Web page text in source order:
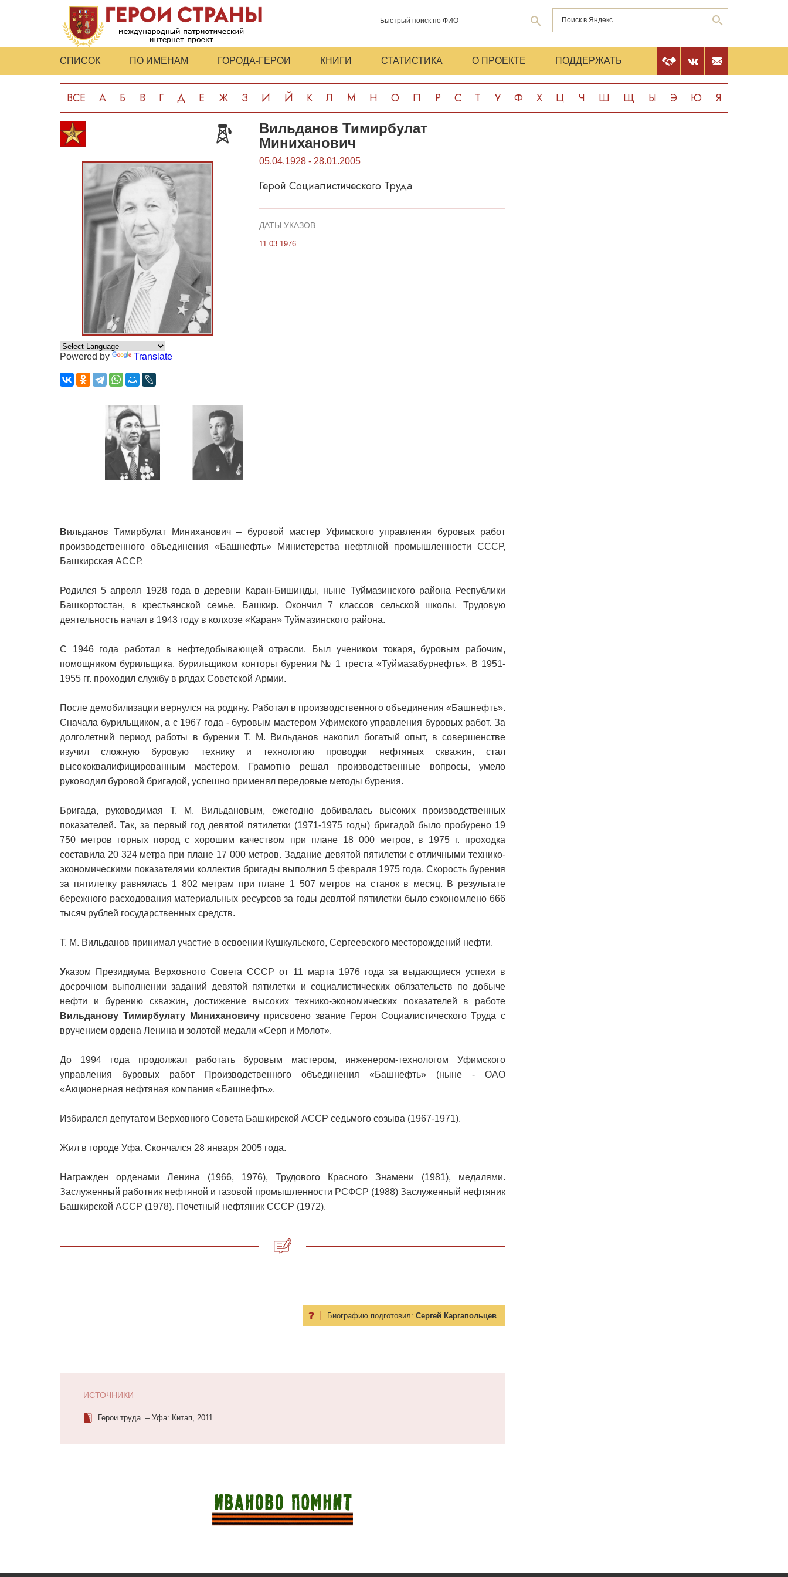
СПИСОК ПО ИМЕНАМ ГОРОДА-ГЕРОИ КНИГИ СТАТИСТИКА О ПРОЕКТЕ ПОДДЕРЖАТЬ
ВСЕ А Б В Г Д Е Ж З И Й К Л М Н О П Р С Т У Ф Х Ц Ч Ш Щ Ы Э Ю Я
Powered by Translate
Вильданов Тимирбулат
Миниханович
05.04.1928 - 28.01.2005
Герой Социалистического Труда
ДАТЫ УКАЗОВ
11.03.1976
Вильданов Тимирбулат Миниханович – буровой мастер Уфимского управления буровых работ
производственного объединения «Башнефть» Министерства нефтяной промышленности СССР,
Башкирская АССР.
Родился 5 апреля 1928 года в деревни Каран-Бишинды, ныне Туймазинского района Республики
Башкортостан, в крестьянской семье. Башкир. Окончил 7 классов сельской школы. Трудовую
деятельность начал в 1943 году в колхозе «Каран» Туймазинского района.
С 1946 года работал в нефтедобывающей отрасли. Был учеником токаря, буровым рабочим,
помощником бурильщика, бурильщиком конторы бурения № 1 треста «Туймазабурнефть». В 1951-
1955 гг. проходил службу в рядах Советской Армии.
После демобилизации вернулся на родину. Работал в производственного объединения «Башнефть».
Сначала бурильщиком, а с 1967 года - буровым мастером Уфимского управления буровых работ. За
долголетний период работы в бурении Т. М. Вильданов накопил богатый опыт, в совершенстве
изучил сложную буровую технику и технологию проводки нефтяных скважин, стал
высококвалифицированным мастером. Грамотно решал производственные вопросы, умело
руководил буровой бригадой, успешно применял передовые методы бурения.
Бригада, руководимая Т. М. Вильдановым, ежегодно добивалась высоких производственных
показателей. Так, за первый год девятой пятилетки (1971-1975 годы) бригадой было пробурено 19
750 метров горных пород с хорошим качеством при плане 18 000 метров, в 1975 г. проходка
составила 20 324 метра при плане 17 000 метров. Задание девятой пятилетки с отличными технико-
экономическими показателями коллектив бригады выполнил 5 февраля 1975 года. Скорость бурения
за пятилетку равнялась 1 802 метрам при плане 1 507 метров на станок в месяц. В результате
бережного расходования материальных ресурсов за годы девятой пятилетки было сэкономлено 666
тысяч рублей государственных средств.
Т. М. Вильданов принимал участие в освоении Кушкульского, Сергеевского месторождений нефти.
Указом Президиума Верховного Совета СССР от 11 марта 1976 года за выдающиеся успехи в
досрочном выполнении заданий девятой пятилетки и социалистических обязательств по добыче
нефти и бурению скважин, достижение высоких технико-экономических показателей в работе
Вильданову Тимирбулату Минихановичуприсвоено звание Героя Социалистического Труда с
вручением ордена Ленина и золотой медали «Серп и Молот».
До 1994 года продолжал работать буровым мастером, инженером-технологом Уфимского
управления буровых работ Производственного объединения «Башнефть» (ныне - ОАО
«Акционерная нефтяная компания «Башнефть».
Избирался депутатом Верховного Совета Башкирской АССР седьмого созыва (1967-1971).
Жил в городе Уфа. Скончался 28 января 2005 года.
Награжден орденами Ленина (1966, 1976), Трудового Красного Знамени (1981), медалями.
Заслуженный работник нефтяной и газовой промышленности РСФСР (1988) Заслуженный нефтяник
Башкирской АССР (1978). Почетный нефтяник СССР (1972).
Биографию подготовил: Сергей Каргапольцев
ИСТОЧНИКИ
Герои труда. – Уфа: Китап, 2011.